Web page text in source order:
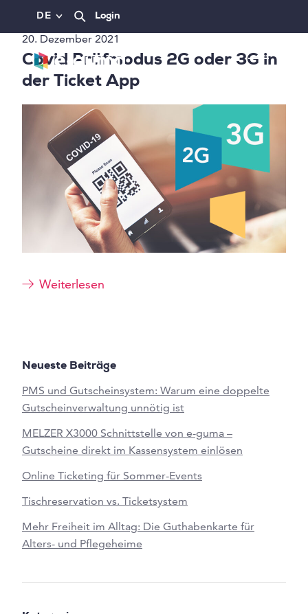
DE Login
Neueste Beiträge
PMS und Gutscheinsystem: Warum eine doppelte
Gutscheinverwaltung unnötig ist
MELZER X3000 Schnittstelle von e-guma –
Gutscheine direkt im Kassensystem einlösen
Online Ticketing für Sommer-Events
Tischreservation vs. Ticketsystem
Mehr Freiheit im Alltag: Die Guthabenkarte für
Alters- und Pflegeheime
20. Dezember 2021
Covid Prüfmodus 2G oder 3G in
der Ticket App
Weiterlesen